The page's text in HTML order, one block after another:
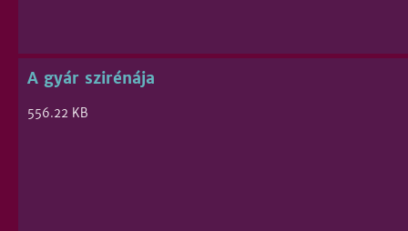
A gyár szirénája
556.22 KB